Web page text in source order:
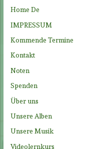
h
:
Home De
IMPRESSUM
Kommende Termine
Kontakt
Noten
Spenden
Über uns
Unsere Alben
Unsere Musik
Videolernkurs